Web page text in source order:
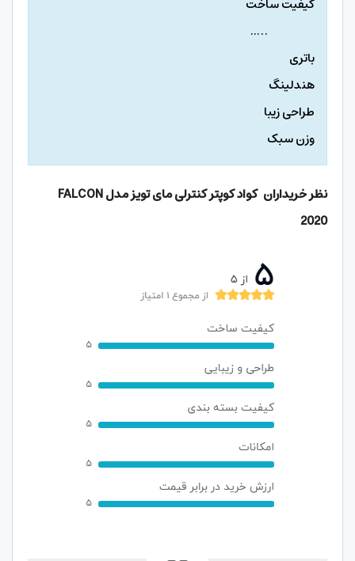
کیفیت ساخت
…..
باتری
هندلینگ
طراحی زیبا
وزن سبک
نظر خریداران کواد کوپتر کنترلی مای تویز مدلFALCON
2020